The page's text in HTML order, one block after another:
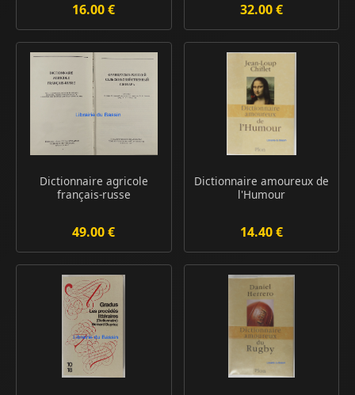
16.00 € 32.00 €
Dictionnaire agricole
français-russe
49.00 €
Dictionnaire amoureux de
l'Humour
14.40 €